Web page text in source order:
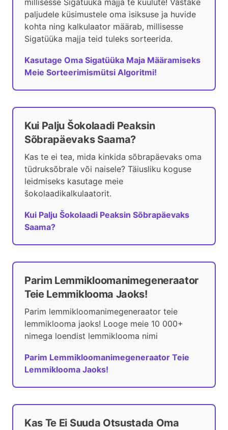
millisesse Sigatüüka majja te kuulute! Vastake
paljudele küsimustele oma isiksuse ja huvide
kohta ning kalkulaator määrab, millisesse
Sigatüüka majja teid tuleks sorteerida.
Kasutage Oma Sigatüüka Maja Määramiseks
Meie Sorteerimismütsi Algoritmi!
Kui Palju Šokolaadi Peaksin
Sõbrapäevaks Saama?
Kas te ei tea, mida kinkida sõbrapäevaks oma
tüdruksõbrale või naisele? Täiusliku koguse
leidmiseks kasutage meie
šokolaadikalkulaatorit.
Kui Palju Šokolaadi Peaksin Sõbrapäevaks
Saama?
Parim Lemmikloomanimegeneraator
Teie Lemmiklooma Jaoks!
Parim lemmikloomanimegeneraator teie
lemmiklooma jaoks! Looge meie 10 000+
nimega loendist lemmiklooma nimi
Parim Lemmikloomanimegeneraator Teie
Lemmiklooma Jaoks!
Kas Te Ei Suuda Otsustada Oma